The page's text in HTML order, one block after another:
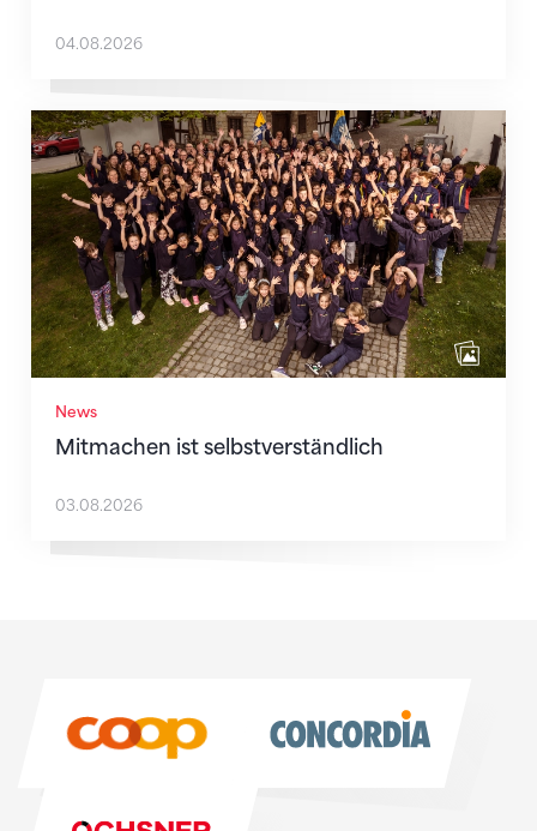
04.08.2026
News
Mitmachen ist selbstverständlich
Mitmachen ist selbstverständlich
03.08.2026